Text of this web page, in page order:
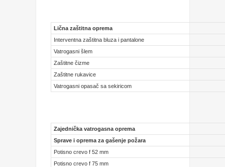
Lična zaštitna oprema
Interventna zaštitna bluza i pantalone
Vatrogasni šlem
Zaštitne čizme
Zaštitne rukavice
Vatrogasni opasač sa sekiricom
Zajednička vatrogasna oprema
Sprave i oprema za gašenje požara
Potisno crevo f 52 mm
Potisno crevo f 75 mm